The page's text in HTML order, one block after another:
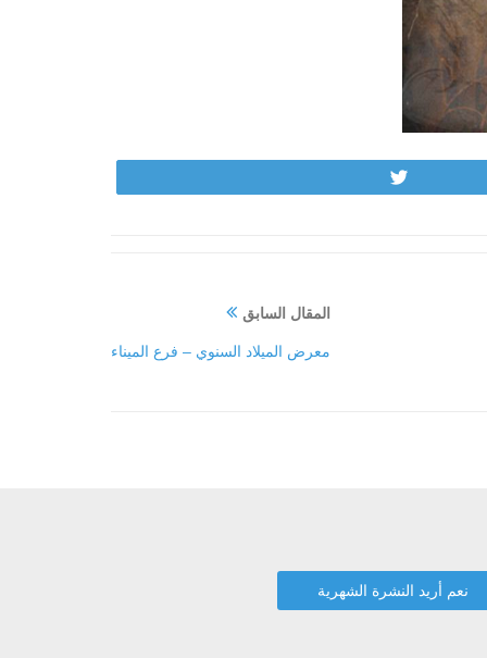
المقال السابق
معرض الميلاد السنوي – فرع الميناء